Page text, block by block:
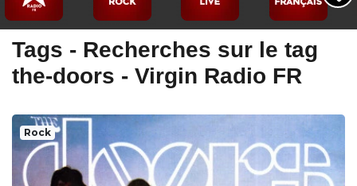
Tags - Recherches sur le tag
the-doors - Virgin Radio FR
Rock